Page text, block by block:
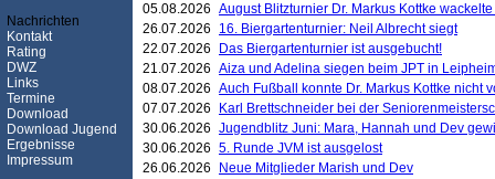
Nachrichten
Kontakt
Rating
DWZ
Links
Termine
Download
Download Jugend
Ergebnisse
Impressum
05.08.2026 August Blitzturnier Dr. Markus Kottke
26.07.2026
16. Biergartenturnier: Neil Albrecht siegt
22.07.2026
Das Biergartenturnier ist ausgebucht!
21.07.2026 Aiza und Adelina siegen beim JPT in
08.07.2026 Auch Fußball konnte Dr. Markus Kottke nicht
07.07.2026
Karl Brettschneider bei der
30.06.2026 Jugendblitz Juni: Mara, Hannah und Dev
30.06.2026 5. Runde JVM ist ausgelost
26.06.2026
Neue Mitglieder Marish und Dev